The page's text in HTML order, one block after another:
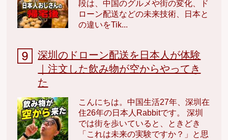
段は、中国のグルメや街の変化、ド
ローン配送などの未来技術、日本と
の違いをTik...
深圳のドローン配送を日本人が体験
｜注文した飲み物が空からやってき
た
こんにちは。中国生活27年、深圳在
住26年の日本人Rabbitです。 深圳
では街を歩いていると、ときどき
「これは未来の実験ですか？」と思